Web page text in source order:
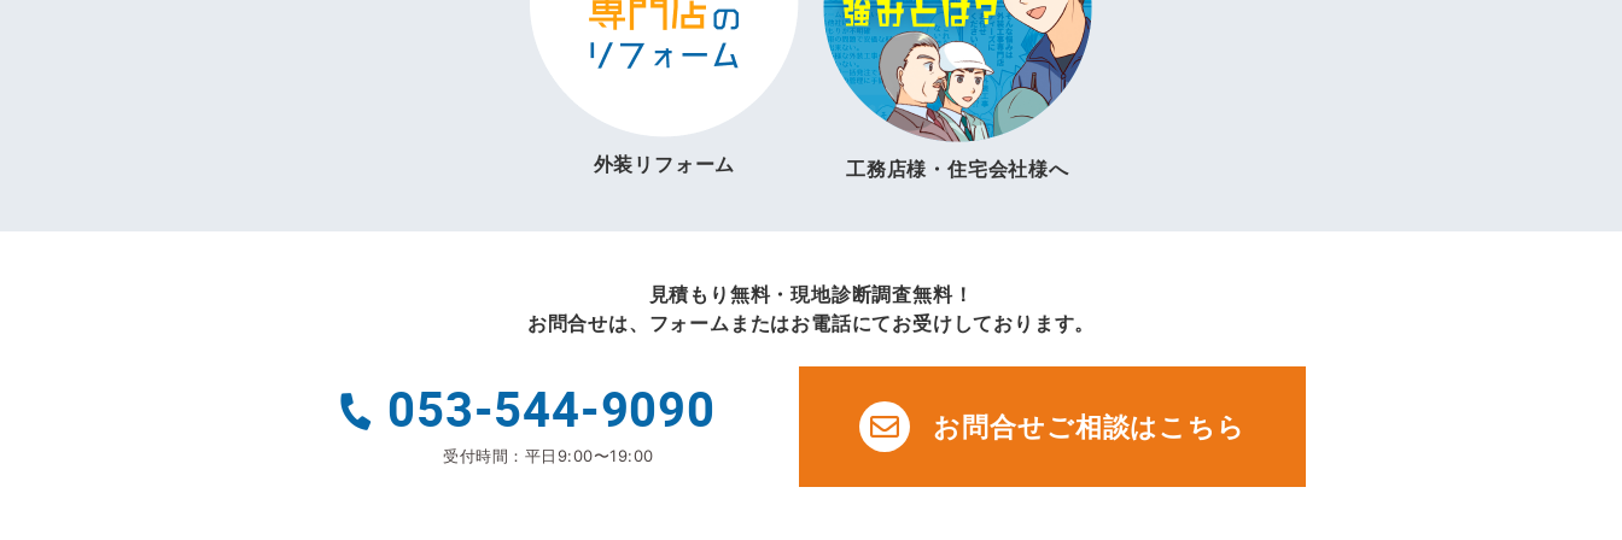
外装リフォーム 工務店様・住宅会社様へ
見積もり無料・現地診断調査無料！
お問合せは、フォームまたはお電話にてお受けしております。
053-544-9090
受付時間：平日9:00〜19:00
お問合せご相談はこちら